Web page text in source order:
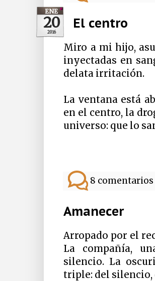
ENE
20
2016
El centro
Miro a mi hijo,
inyectadas en
delata irritación.
La ventana está
en el centro, la
universo: que lo
8 comentarios
Amanecer
Arropado por el
La compañía,
silencio. La
triple: del silencio,